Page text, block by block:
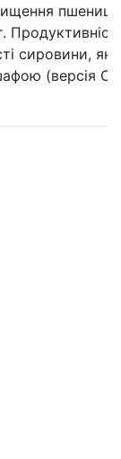
сировини,
(версія